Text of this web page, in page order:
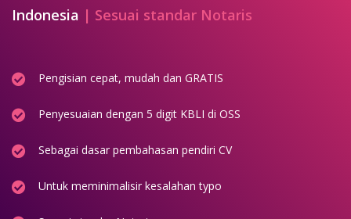
Indonesia | Sesuai standar Notaris
Pengisian cepat, mudah dan GRATIS
Penyesuaian dengan 5 digit KBLI di OSS
Sebagai dasar pembahasan pendiri CV
Untuk meminimalisir kesalahan typo